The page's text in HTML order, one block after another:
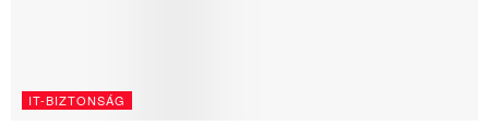
IT-BIZTONSÁG